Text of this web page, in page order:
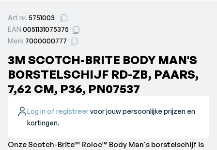
Art nr. 5751003
EAN 0051131075375
Merk 7000000777
3M SCOTCH-BRITE BODY MAN'S
BORSTELSCHIJF RD-ZB, PAARS,
7,62 CM, P36, PN07537
Log in of registreervoor jouw persoonlijke prijzen en
kortingen.
Onze Scotch-Brite™ Roloc™ Body Man's borstelschijf is